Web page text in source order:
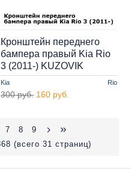
Kia Rio
Кронштейн переднего
бампера правый Kia Rio
3 (2011-) KUZOVIK
300 руб. 160 руб.
7 8
9
(всего 31 страниц)